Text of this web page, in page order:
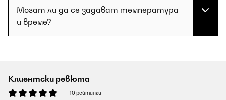
Могат ли да се задават температура
и време?
Клиентски ревюта
10 рейтинги